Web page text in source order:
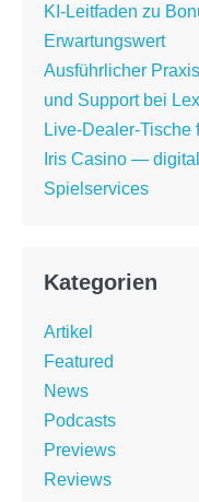
KI-Leitfaden zu
Erwartungswert
Ausführlicher
und Support bei
Live-Dealer-Tische
Iris Casino —
Spielservices
Kategorien
Artikel
Featured
News
Podcasts
Previews
Reviews